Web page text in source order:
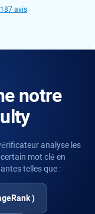
187 avis
notre
analyse les
mot clé en
telles que :
)